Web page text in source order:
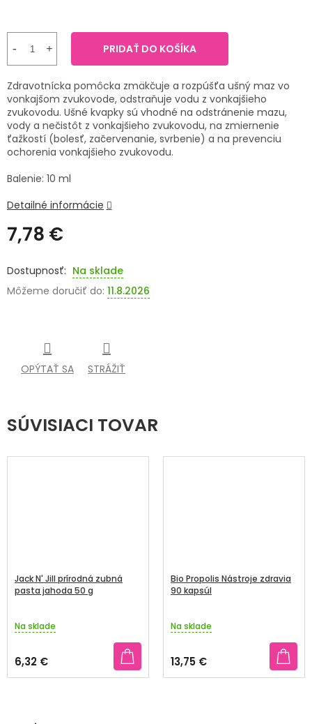
PRÍRODNÉ
LIEKY
VETERINA
SENIORI
ZNAČKY
7,78 €
cena:
Na sklade
Môžeme doručiť do: 11.8.2026
PRIDAŤ DO KOŠÍKA
Zdravotnícka pomôcka zmäkčuje a rozpúšťa ušný maz vo
vonkajšom zvukovode, odstraňuje vodu z vonkajšieho
zvukovodu. Ušné kvapky sú vhodné na odstránenie mazu,
vody a nečistôt z vonkajšieho zvukovodu, na zmiernenie
ťažkostí (bolesť, začervenanie, svrbenie) a na prevenciu
ochorenia vonkajšieho zvukovodu.
Balenie: 10 ml
Detailné informácie
OPÝTAŤ SA STRÁŽIŤ
SÚVISIACI TOVAR
Jack N' Jill prírodná zubná
pasta jahoda 50 g
Na sklade
6,32 €
Bio Propolis Nástroje zdravia
90 kapsúl
Na sklade
13,75 €